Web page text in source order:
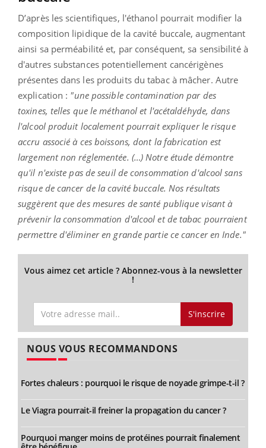
D’après les scientifiques, l'éthanol pourrait modifier la
composition lipidique de la cavité buccale, augmentant
ainsi sa perméabilité et, par conséquent, sa sensibilité à
d'autres substances potentiellement cancérigènes
présentes dans les produits du tabac à mâcher. Autre
explication : "une possible contamination par des
toxines, telles que le méthanol et l'acétaldéhyde, dans
l'alcool produit localement pourrait expliquer le risque
accru associé à ces boissons, dont la fabrication est
largement non réglementée. (…) Notre étude démontre
qu'il n'existe pas de seuil de consommation d'alcool sans
risque de cancer de la cavité buccale. Nos résultats
suggèrent que des mesures de santé publique visant à
prévenir la consommation d'alcool et de tabac pourraient
permettre d'éliminer en grande partie ce cancer en Inde."
Vous aimez cet article ? Abonnez-vous à la newsletter
!
S'inscrire
NOUS VOUS RECOMMANDONS
Fortes chaleurs : pourquoi le risque de noyade grimpe-t-il ?
Le Viagra pourrait-il freiner la propagation du cancer ?
Pourquoi manger moins de protéines pourrait finalement